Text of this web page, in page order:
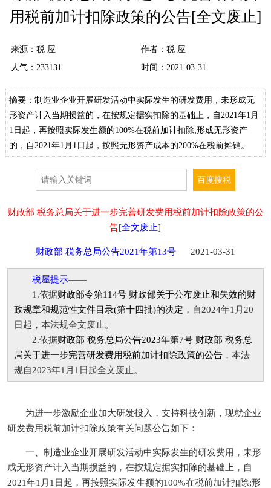
用税前加计扣除政策的公告[全文废止]
来源： 税 屋
作者：税 屋
人气： 233131 时间：2021-03-31
摘要：制造业企业开展研发活动中实际发生的研发费用，未形成无
形资产计入当期损益的，在按规定据实扣除的基础上，自2021年1月
1日起，再按照实际发生额的100%在税前加计扣除;形成无形资产
的，自2021年1月1日起，按照无形资产成本的200%在税前摊销。
财政部 税务总局关于进一步完善研发费用税前加计扣除政策的公
告[全文废止]
财政部 税务总局公告2021年第13号2021-03-31
税屋提示——
1.依据财政部令第114号 财政部关于公布废止和失效的财
政规章和规范性文件目录(第十四批)的决定 ，自2024年1月20
日起，本法规全文废止。
2.依据财政部 税务总局公告2023年第7号 财政部 税务总
局关于进一步完善研发费用税前加计扣除政策的公告，本法
规自2023年1月1日起全文废止。
为进一步激励企业加大研发投入，支持科技创新，现就企业
研发费用税前加计扣除政策有关问题公告如下：
一、制造业企业开展研发活动中实际发生的研发费用，未形
成无形资产计入当期损益的，在按规定据实扣除的基础上，自
2021年1月1日起，再按照实际发生额的100%在税前加计扣除;形